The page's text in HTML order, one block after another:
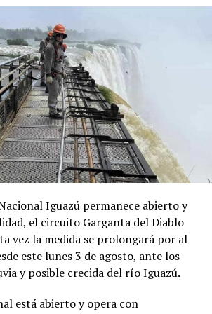
los tractores, los tornos, la
infraestructura de capacitación
en nuestros chicos. Me pareció
y una experiencia que podía
contó Lory.
el director del instituto le
capacitacióngratuita por un mes
empresa, con la condición de que
aéreos.La propuesta fue aceptada
de alemán en una escuela
noche la llamé desde Alemania y
Iguazú permanece abierto y
el circuito Garganta del Diablo
vez la medida se prolongará por al
este lunes 3 de agosto, ante los
y posible crecida del río Iguazú.
está abierto y opera con